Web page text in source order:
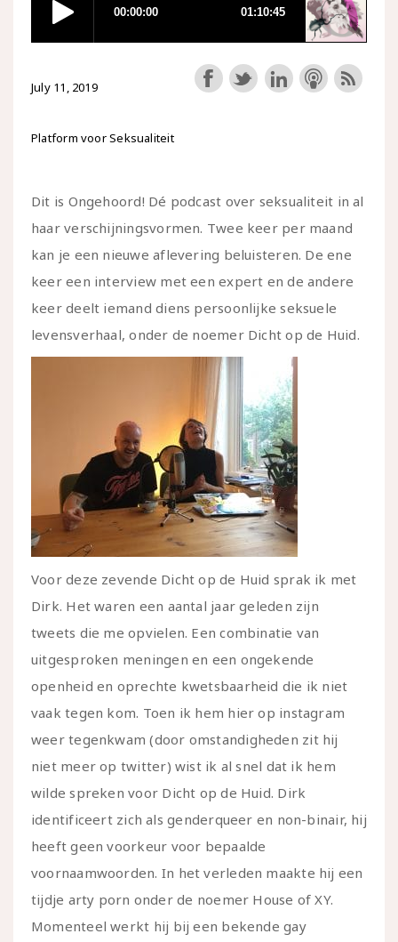
July 11, 2019
Platform voor Seksualiteit
Dit is Ongehoord! Dé podcast over seksualiteit in al
haar verschijningsvormen. Twee keer per maand
kan je een nieuwe aflevering beluisteren. De ene
keer een interview met een expert en de andere
keer deelt iemand diens persoonlijke seksuele
levensverhaal, onder de noemer Dicht op de Huid.
Voor deze zevende Dicht op de Huid sprak ik met
Dirk. Het waren een aantal jaar geleden zijn
tweets die me opvielen. Een combinatie van
uitgesproken meningen en een ongekende
openheid en oprechte kwetsbaarheid die ik niet
vaak tegen kom. Toen ik hem hier op instagram
weer tegenkwam (door omstandigheden zit hij
niet meer op twitter) wist ik al snel dat ik hem
wilde spreken voor Dicht op de Huid. Dirk
identificeert zich als genderqueer en non-binair, hij
heeft geen voorkeur voor bepaalde
voornaamwoorden. In het verleden maakte hij een
tijdje arty porn onder de noemer House of XY.
Momenteel werkt hij bij een bekende gay